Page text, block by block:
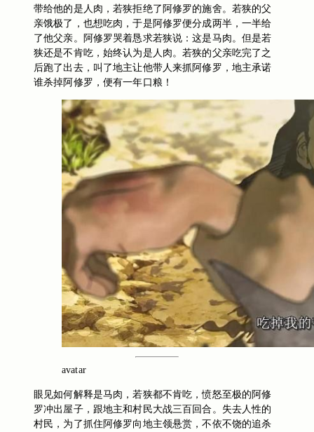
带给他的是人肉，若狭拒绝了阿修罗的施舍。若狭的父
亲饿极了，也想吃肉，于是阿修罗便分成两半，一半给
了他父亲。阿修罗哭着恳求若狭说：这是马肉。但是若
狭还是不肯吃，始终认为是人肉。若狭的父亲吃完了之
后跑了出去，叫了地主让他带人来抓阿修罗，地主承诺
谁杀掉阿修罗，便有一年口粮！
avatar
眼见如何解释是马肉，若狭都不肯吃，愤怒至极的阿修
罗冲出屋子，跟地主和村民大战三百回合。失去人性的
村民，为了抓住阿修罗向地主领悬赏，不依不饶的追杀